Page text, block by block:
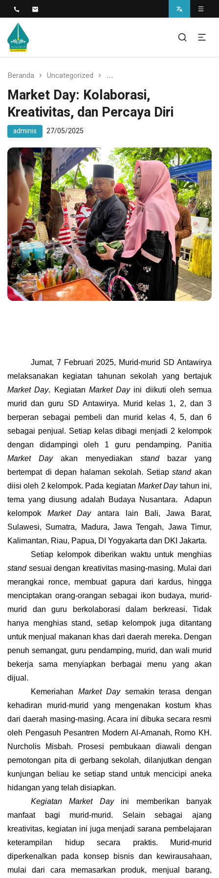
SD Antawirya
Islamic Javanese School
Beranda Uncategorized Market Day: Kolaborasi,
Market Day: Kolaborasi,
Kreativitas, dan Percaya Diri
adminis 27/05/2025
Jumat, 7 Februari 2025, Murid-murid SD Antawirya
melaksanakan kegiatan tahunan sekolah yang bertajuk
Market Day. Kegiatan Market Dayini diikuti oleh semua
murid dan guru SD Antawirya. Murid kelas 1, 2, dan 3
berperan sebagai pembeli dan murid kelas 4, 5, dan 6
sebagai penjual. Setiap kelas dibagi menjadi 2 kelompok
dengan didampingi oleh 1 guru pendamping. Panitia
Market Dayakan menyediakan standbazar yang
bertempat di depan halaman sekolah. Setiapstandakan
diisi oleh 2 kelompok. Pada kegiatan Market Day tahun ini,
tema yang diusung adalah Budaya Nusantara. Adapun
kelompok Market Dayantara lain Bali, Jawa Barat,
Sulawesi, Sumatra, Madura, Jawa Tengah, Jawa Timur,
Kalimantan, Riau, Papua, DI Yogyakarta dan DKI Jakarta.
Setiap kelompok diberikan waktu untuk menghias
standsesuai dengan kreativitas masing-masing. Mulai dari
merangkai ronce, membuat gapura dari kardus, hingga
menciptakan orang-orangan sebagai ikon budaya, murid-
murid dan guru berkolaborasi dalam berkreasi. Tidak
hanya menghias stand, setiap kelompok juga ditantang
untuk menjual makanan khas dari daerah mereka. Dengan
penuh semangat, guru pendamping, murid, dan wali murid
bekerja sama menyiapkan berbagai menu yang akan
dijual.
Kemeriahan Market Daysemakin terasa dengan
kehadiran murid-murid yang mengenakan kostum khas
dari daerah masing-masing. Acara ini dibuka secara resmi
oleh Pengasuh Pesantren Modern Al-Amanah, Romo KH.
Nurcholis Misbah. Prosesi pembukaan diawali dengan
pemotongan pita di gerbang sekolah, dilanjutkan dengan
kunjungan beliau ke setiap stand untuk mencicipi aneka
hidangan yang telah disiapkan.
Kegiatan Market Dayini memberikan banyak
manfaat bagi murid-murid. Selain sebagai ajang
kreativitas, kegiatan ini juga menjadi sarana pembelajaran
keterampilan hidup secara praktis. Murid-murid
diperkenalkan pada konsep bisnis dan kewirausahaan,
mulai dari cara memasarkan produk, menjual barang,